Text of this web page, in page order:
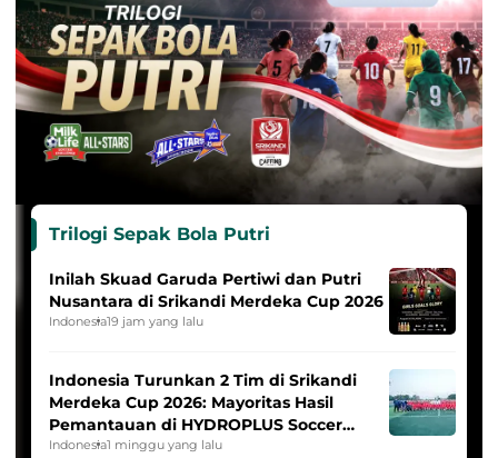
Trilogi Sepak Bola Putri
Inilah Skuad Garuda Pertiwi dan Putri
Nusantara di Srikandi Merdeka Cup 2026
Indonesia19 jam yang lalu
Indonesia Turunkan 2 Tim di Srikandi
Merdeka Cup 2026: Mayoritas Hasil
Pemantauan di HYDROPLUS Soccer
League
Indonesia1 minggu yang lalu